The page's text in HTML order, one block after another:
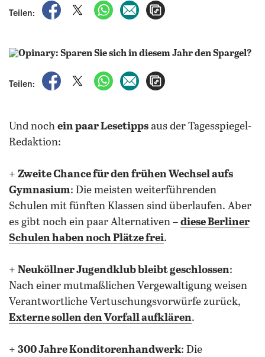
Teilen:
auf Facebook teilen
auf X teilenper WhatsApp teilen
per E-Mail teilen
Teilen:
auf Facebook teilen
auf X teilenper WhatsApp teilen
per E-Mail teilen
Und noch ein paar Lesetipps aus der Tagesspiegel-
Redaktion:
+ Zweite Chance für den frühen Wechsel aufs
Gymnasium: Die meisten weiterführenden
Schulen mit fünften Klassen sind überlaufen. Aber
es gibt noch ein paar Alternativen – diese Berliner
Schulen haben noch Plätze frei.
+ Neuköllner Jugendklub bleibt geschlossen:
Nach einer mutmaßlichen Vergewaltigung weisen
Verantwortliche Vertuschungsvorwürfe zurück,
Externe sollen den Vorfall aufklären.
+ 300 Jahre Konditorenhandwerk: Die